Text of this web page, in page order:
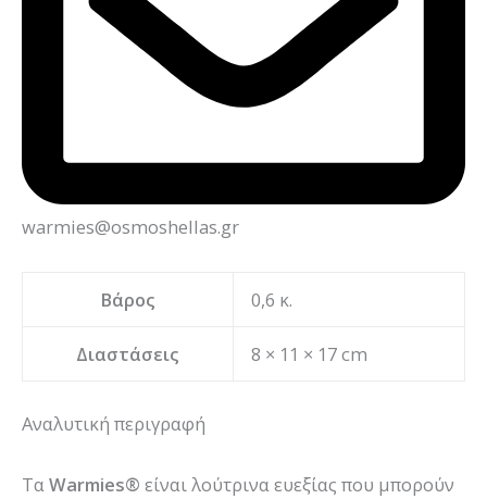
warmies@osmoshellas.gr
Βάρος 0,6 κ.
Διαστάσεις 8 × 11 × 17 cm
Αναλυτική περιγραφή
ΤαWarmies® είναι λούτρινα ευεξίας που μπορούν